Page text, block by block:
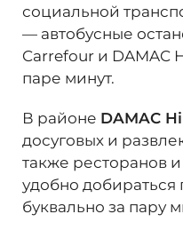
района. Для
инвестиционного
перепродать
завершения
стадии
инвестиционный
Наши эксперты
всех волнующих
приобретении
социальной
— автобусные
Carrefour и DAMAC
паре минут.
В районе DAMAC
досуговых и
также ресторанов
удобно
буквально за пару